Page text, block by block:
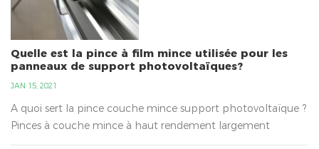
Quelle est la pince à film mince utilisée pour les
panneaux de support photovoltaïques?
JAN 15, 2021
A quoi sert la pince couche mince support photovoltaïque ?
Pinces à couche mince à haut rendement largement
utilisées dans les systèmes d'énergie solaire PV, appartiennent